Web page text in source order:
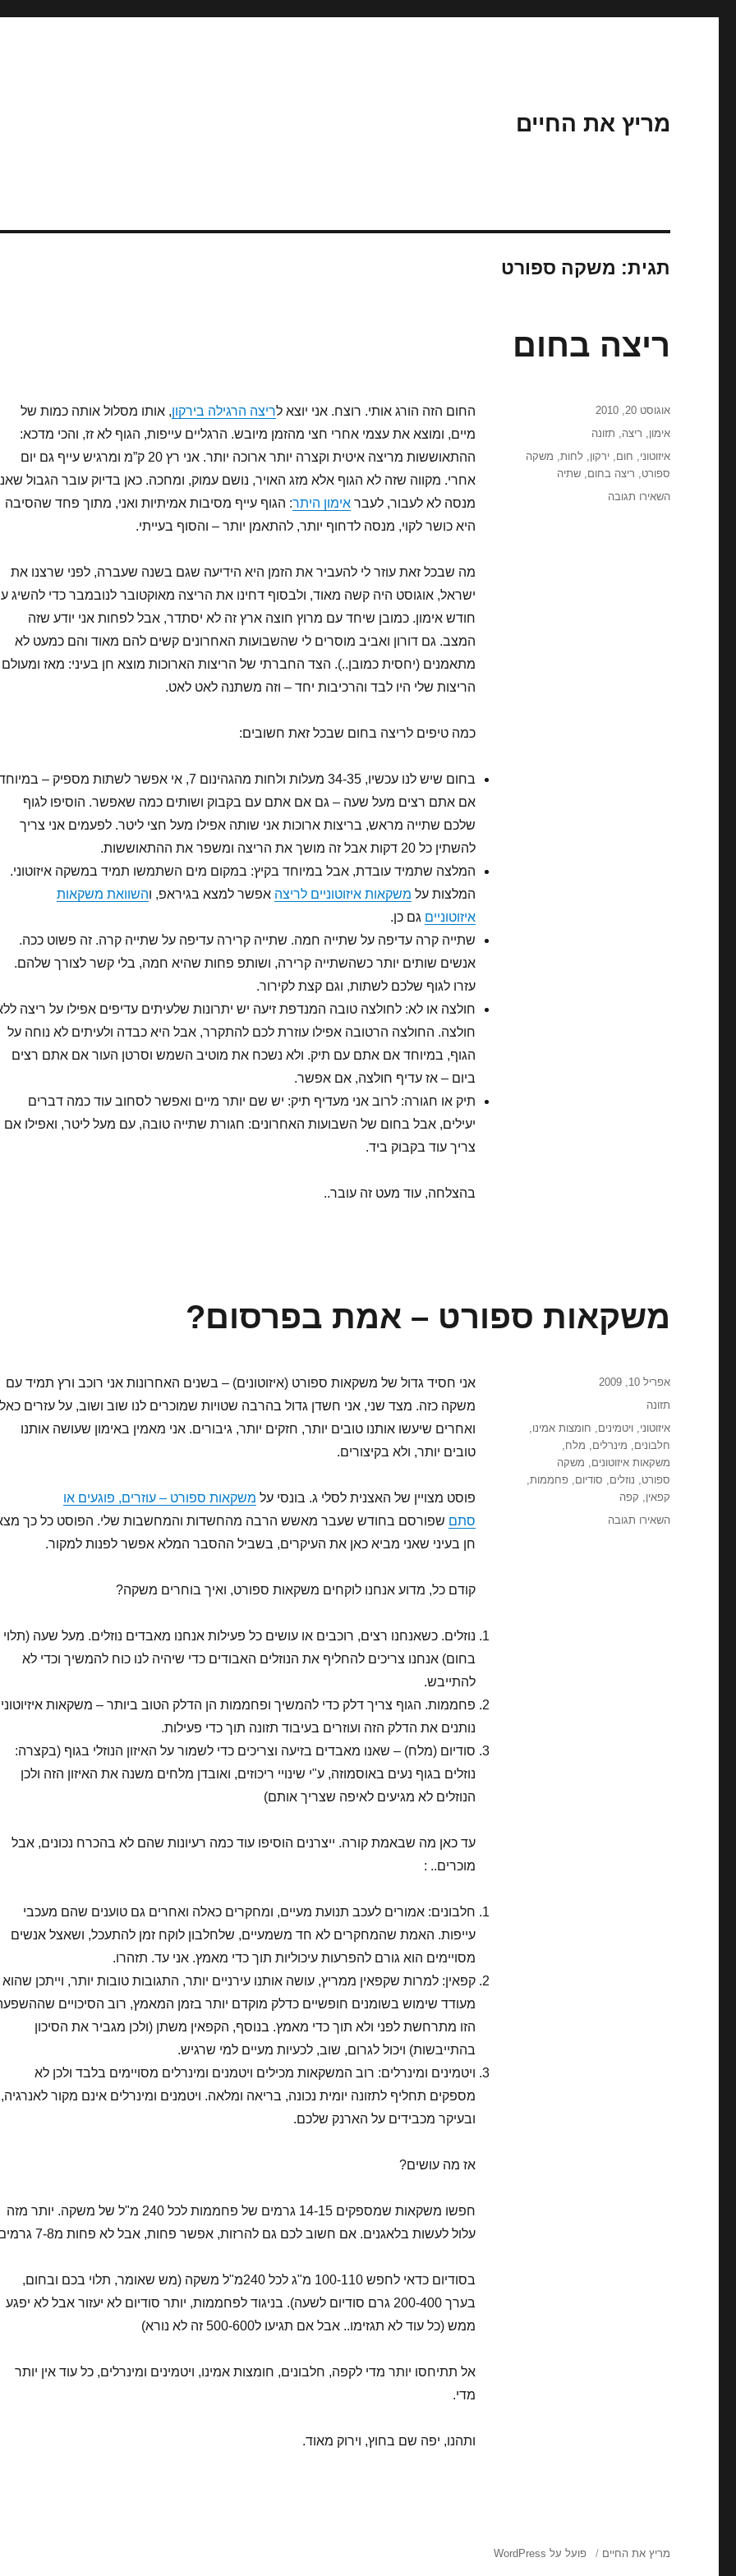
מריץ את החיים
תגית: משקה ספורט
ריצה בחום
החום הזה הורג אותי. רוצח. אני יוצא לריצה הרגילה בירקון, אותו מסלול אותה כמות של
מיים, ומוצא את עצמי אחרי חצי מהזמן מיובש. הרגליים עייפות, הגוף לא זז, והכי מדכא:
ההתאוששות מריצה איטית וקצרה יותר ארוכה יותר. אני רץ 20 ק”מ ומרגיש עייף גם יום
אחרי. מקווה שזה לא הגוף אלא מזג האויר, נושם עמוק, ומחכה. כאן בדיוק עובר הגבול
מנסה לא לעבור, לעבר אימון היתר: הגוף עייף מסיבות אמיתיות ואני, מתוך פחד שהסיבה
היא כושר לקוי, מנסה לדחוף יותר, להתאמן יותר – והסוף בעייתי.
מה שבכל זאת עוזר לי להעביר את הזמן היא הידיעה שגם בשנה שעברה, לפני שרצנו את
ישראל, אוגוסט היה קשה מאוד, ולבסוף דחינו את הריצה מאוקטובר לנובמבר כדי להשיג
חודש אימון. כמובן שיחד עם מרוץ חוצה ארץ זה לא יסתדר, אבל לפחות אני יודע שזה
המצב. גם דורון ואביב מוסרים לי שהשבועות האחרונים קשים להם מאוד והם כמעט לא
מתאמנים (יחסית כמובן..). הצד החברתי של הריצות הארוכות מוצא חן בעיני: מאז ומעולם
הריצות שלי היו לבד והרכיבות יחד – וזה משתנה לאט לאט.
כמה טיפים לריצה בחום שבכל זאת חשובים:
בחום שיש לנו עכשיו, 34-35 מעלות ולחות מהגהינום 7, אי אפשר לשתות מספיק –
אם אתם רצים מעל שעה – גם אם אתם עם בקבוק ושותים כמה שאפשר. הוסיפו לגוף
שלכם שתייה מראש, בריצות ארוכות אני שותה אפילו מעל חצי ליטר. לפעמים אני צריך
להשתין כל 20 דקות אבל זה מושך את הריצה ומשפר את ההתאוששות.
המלצה שתמיד עובדת, אבל במיוחד בקיץ: במקום מים השתמשו תמיד במשקה איזוטוני.
המלצות על משקאות איזוטוניים לריצה אפשר למצא בגיראפ, והשוואת משקאות
איזוטוניים גם כן.
שתייה קרה עדיפה על שתייה חמה. שתייה קרירה עדיפה על שתייה קרה. זה פשוט ככה.
אנשים שותים יותר כשהשתייה קרירה, ושותפ פחות שהיא חמה, בלי קשר לצורך שלהם.
עזרו לגוף שלכם לשתות, וגם קצת לקירור.
חולצה או לא: לחולצה טובה המנדפת זיעה יש יתרונות שלעיתים עדיפים אפילו על ריצה
חולצה. החולצה הרטובה אפילו עוזרת לכם להתקרר, אבל היא כבדה ולעיתים לא נוחה על
הגוף, במיוחד אם אתם עם תיק. ולא נשכח את מוטיב השמש וסרטן העור אם אתם רצים
ביום – אז עדיף חולצה, אם אפשר.
תיק או חגורה: לרוב אני מעדיף תיק: יש שם יותר מיים ואפשר לסחוב עוד כמה דברים
יעילים, אבל בחום של השבועות האחרונים: חגורת שתייה טובה, עם מעל ליטר, ואפילו אם
צריך עוד בקבוק ביד.
בהצלחה, עוד מעט זה עובר..
פורסם
אוגוסט 20, 2010
קטגוריות
אימון, ריצה, תזונה
תגיות
איזוטוני, חום,ירקון,לחות, משקה
ספורט, ריצה בחום,שתיה
השאירו תגובה
משקאות ספורט – אמת בפרסום?
אני חסיד גדול של משקאות ספורט (איזוטונים) – בשנים האחרונות אני רוכב ורץ תמיד עם
משקה כזה. מצד שני, אני חשדן גדול בהרבה שטויות שמוכרים לנו שוב ושוב, על עזרים
ואחרים שיעשו אותנו טובים יותר, חזקים יותר, גיבורים. אני מאמין באימון שעושה אותנו
טובים יותר, ולא בקיצורים.
פוסט מצויין של האצנית לסלי ג. בונסי על משקאות ספורט – עוזרים, פוגעים או
סתם שפורסם בחודש שעבר מאשש הרבה מהחשדות והמחשבות שלי. הפוסט כל כך
חן בעיני שאני מביא כאן את העיקרים, בשביל ההסבר המלא אפשר לפנות למקור.
קודם כל, מדוע אנחנו לוקחים משקאות ספורט, ואיך בוחרים משקה?
נוזלים. כשאנחנו רצים, רוכבים או עושים כל פעילות אנחנו מאבדים נוזלים. מעל שעה (תלוי
בחום) אנחנו צריכים להחליף את הנוזלים האבודים כדי שיהיה לנו כוח להמשיך וכדי לא
להתייבש.
פחממות. הגוף צריך דלק כדי להמשיך ופחממות הן הדלק הטוב ביותר – משקאות
נותנים את הדלק הזה ועוזרים בעיבוד תזונה תוך כדי פעילות.
סודיום (מלח) – שאנו מאבדים בזיעה וצריכים כדי לשמור על האיזון הנוזלי בגוף (בקצרה:
נוזלים בגוף נעים באוסמוזה, ע"י שינויי ריכוזים, ואובדן מלחים משנה את האיזון הזה ולכן
הנוזלים לא מגיעים לאיפה שצריך אותם)
עד כאן מה שבאמת קורה. ייצרנים הוסיפו עוד כמה רעיונות שהם לא בהכרח נכונים, אבל
מוכרים.. :
חלבונים: אמורים לעכב תנועת מעיים, ומחקרים כאלה ואחרים גם טוענים שהם מעכבי
עייפות. האמת שהמחקרים לא חד משמעיים, שלחלבון לוקח זמן להתעכל, ושאצל אנשים
מסויימים הוא גורם להפרעות עיכוליות תוך כדי מאמץ. אני עד. תזהרו.
קפאין: למרות שקפאין ממריץ, עושה אותנו עירניים יותר, התגובות טובות יותר, וייתכן שהוא
מעודד שימוש בשומנים חופשיים כדלק מוקדם יותר בזמן המאמץ, רוב הסיכויים
הזו מתרחשת לפני ולא תוך כדי מאמץ. בנוסף, הקפאין משתן (ולכן מגביר את הסיכון
בהתייבשות) ויכול לגרום, שוב, לכעיות מעיים למי שרגיש.
ויטמינים ומינרלים: רוב המשקאות מכילים ויטמנים ומינרלים מסויימים בלבד ולכן לא
מספקים תחליף לתזונה יומית נכונה, בריאה ומלאה. ויטמנים ומינרלים אינם מקור לאנרגיה,
ובעיקר מכבידים על הארנק שלכם.
אז מה עושים?
חפשו משקאות שמספקים 14-15 גרמים של פחממות לכל 240 מ"ל של משקה. יותר מזה
עלול לעשות בלאגנים. אם חשוב לכם גם להרזות, אפשר פחות, אבל לא פחות מ7-8 גרמים.
בסודיום כדאי לחפש 100-110 מ"ג לכל 240מ"ל משקה (מש שאומר, תלוי בכם ובחום,
בערך 200-400 גרם סודיום לשעה). בניגוד לפחממות, יותר סודיום לא יעזור אבל לא יפגע
ממש (כל עוד לא תגזימו.. אבל אם תגיעו ל500-600 זה לא נורא)
אל תתיחסו יותר מדי לקפה, חלבונים, חומצות אמינו, ויטמינים ומינרלים, כל עוד אין יותר
מדי.
ותהנו, יפה שם בחוץ, וירוק מאוד.
פורסם
אפריל 10, 2009
קטגוריות
תזונה
תגיות
איזוטוני,ויטמינים, חומצות אמינו,
חלבונים, מינרלים, מלח,
משקאות איזוטונים, משקה
ספורט, נוזלים, סודיום,פחממות,
קפאין, קפה
השאירו תגובה
מריץ את החיים פועל על WordPress